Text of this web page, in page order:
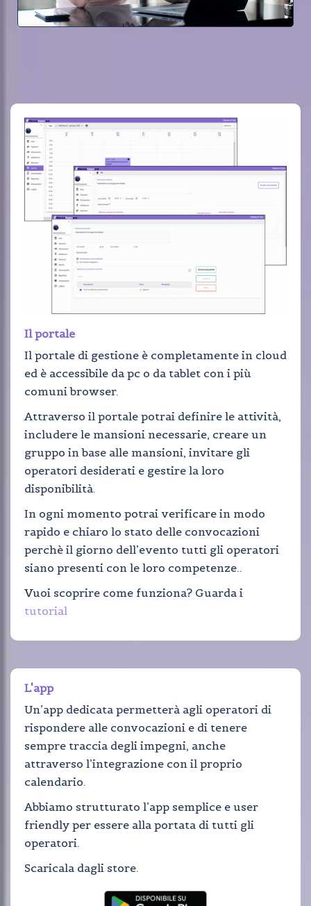
Il portale
Il portale di gestione è completamente in cloud
ed è accessibile da pc o da tablet con i più
comuni browser.
Attraverso il portale potrai definire le attività,
includere le mansioni necessarie, creare un
gruppo in base alle mansioni, invitare gli
operatori desiderati e gestire la loro
disponibilità.
In ogni momento potrai verificare in modo
rapido e chiaro lo stato delle convocazioni
perchè il giorno dell’evento tutti gli operatori
siano presenti con le loro competenze..
Vuoi scoprire come funziona? Guarda i
tutorial
L'app
Un’app dedicata permetterà agli operatori di
rispondere alle convocazioni e di tenere
sempre traccia degli impegni, anche
attraverso l’integrazione con il proprio
calendario.
Abbiamo strutturato l’app semplice e user
friendly per essere alla portata di tutti gli
operatori.
Scaricala dagli store.